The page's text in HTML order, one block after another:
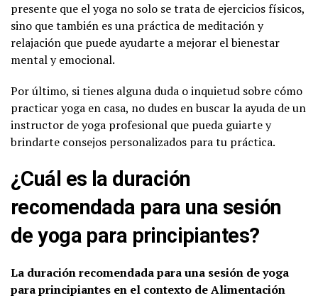
presente que el yoga no solo se trata de ejercicios físicos,
sino que también es una práctica de meditación y
relajación que puede ayudarte a mejorar el bienestar
mental y emocional.
Por último, si tienes alguna duda o inquietud sobre cómo
practicar yoga en casa, no dudes en buscar la ayuda de un
instructor de yoga profesional que pueda guiarte y
brindarte consejos personalizados para tu práctica.
¿Cuál es la duración
recomendada para una sesión
de yoga para principiantes?
La duración recomendada para una sesión de yoga
para principiantes en el contexto de Alimentación